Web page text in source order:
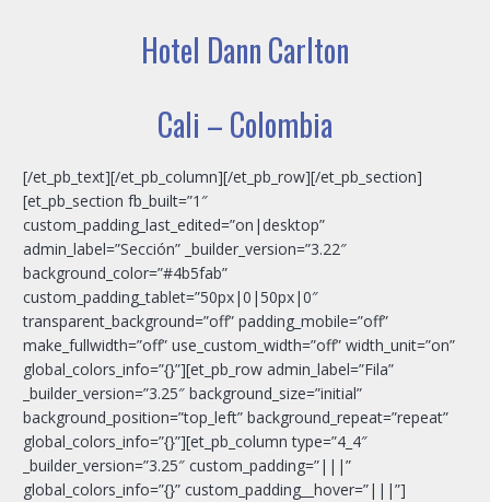
Hotel Dann Carlton
Cali – Colombia
[/et_pb_text][/et_pb_column][/et_pb_row][/et_pb_section]
[et_pb_section fb_built=”1″
custom_padding_last_edited=”on|desktop”
admin_label=”Sección” _builder_version=”3.22″
background_color=”#4b5fab”
custom_padding_tablet=”50px|0|50px|0″
transparent_background=”off” padding_mobile=”off”
make_fullwidth=”off” use_custom_width=”off” width_unit=”on”
global_colors_info=”{}”][et_pb_row admin_label=”Fila”
_builder_version=”3.25″ background_size=”initial”
background_position=”top_left” background_repeat=”repeat”
global_colors_info=”{}”][et_pb_column type=”4_4″
_builder_version=”3.25″ custom_padding=”|||”
global_colors_info=”{}” custom_padding__hover=”|||”]